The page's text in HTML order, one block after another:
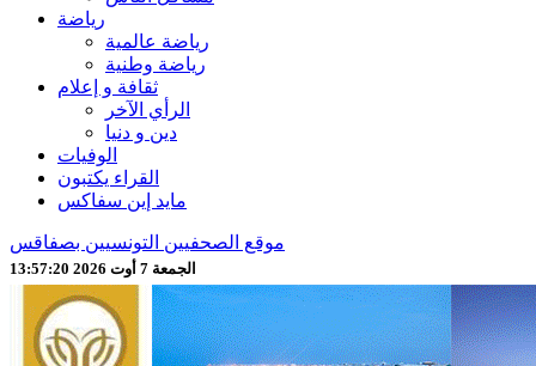
رياضة
رياضة عالمية
رياضة وطنية
ثقافة و إعلام
الرأي الآخر
دين و دنيا
الوفيات
القراء يكتبون
مايد إين سفاكس
موقع الصحفيين التونسيين بصفاقس
الجمعة 7 أوت 2026 13:57:22